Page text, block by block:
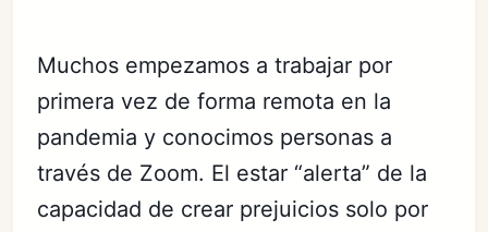
Muchos empezamos a trabajar por
primera vez de forma remota en la
pandemia y conocimos personas a
través de Zoom. El estar “alerta” de la
capacidad de crear prejuicios solo por